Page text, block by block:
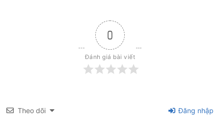
0
Đánh giá bài viết
Theo dõi Đăng nhập